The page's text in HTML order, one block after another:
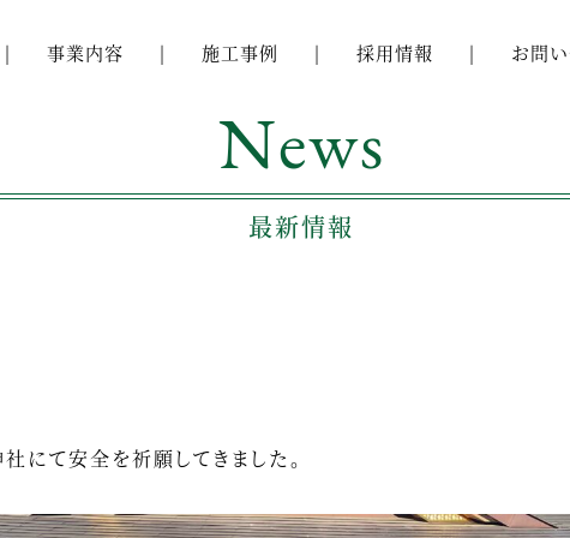
事業内容 施工事例 採用情報 お問
News
最新情報
にて安全を祈願してきました。